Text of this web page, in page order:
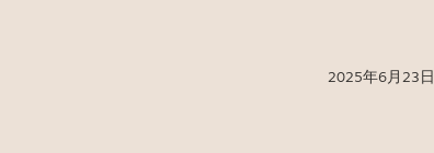
2025年6月23日